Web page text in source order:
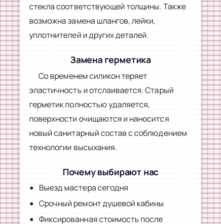
стекла соответствующей толщины. Также
возможна замена шлангов, лейки,
уплотнителей и других деталей.
Замена герметика
Со временем силикон теряет
эластичность и отслаивается. Старый
герметик полностью удаляется,
поверхности очищаются и наносится
новый санитарный состав с соблюдением
технологии высыхания.
Почему выбирают нас
Выезд мастера сегодня
Срочный ремонт душевой кабины
Фиксированная стоимость после